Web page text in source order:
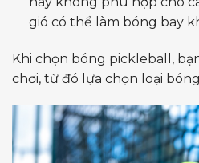
gió có thể làm bóng bay
Khi chọn bóng pickleball,
chơi, từ đó lựa chọn loại